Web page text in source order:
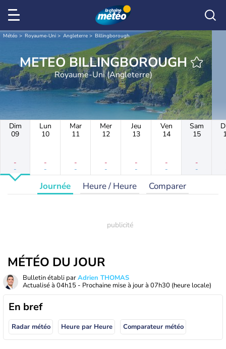
Météo Royaume-Uni Angleterre Billingborough
METEO BILLINGBOROUGH
Royaume-Uni (Angleterre)
Dim
09
-
-
Lun
10
-
-
Mar
11
-
-
Mer
12
-
-
Jeu
13
-
-
Ven
14
-
-
Sam
15
-
-
Journée Heure / Heure Comparer
MÉTÉO DU JOUR
Bulletin établi parAdrien THOMAS
Actualisé à 04h15 - Prochaine mise à jour à 07h30 (heure locale)
En bref
Radar météo Heure par Heure Comparateur météo